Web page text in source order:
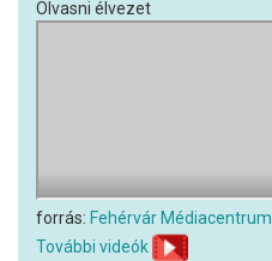
Olvasni élvezet
forrás: Fehérvár Médiacentrum
További videók